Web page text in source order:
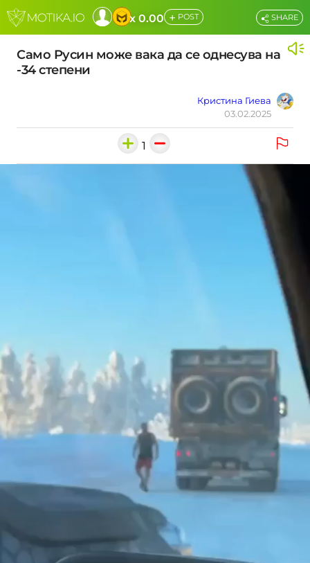
x 0.00 + POST
Само Русин може вака да се однесува на
-34 степени
Кристина Гиева
03.02.2025
SHARE
1